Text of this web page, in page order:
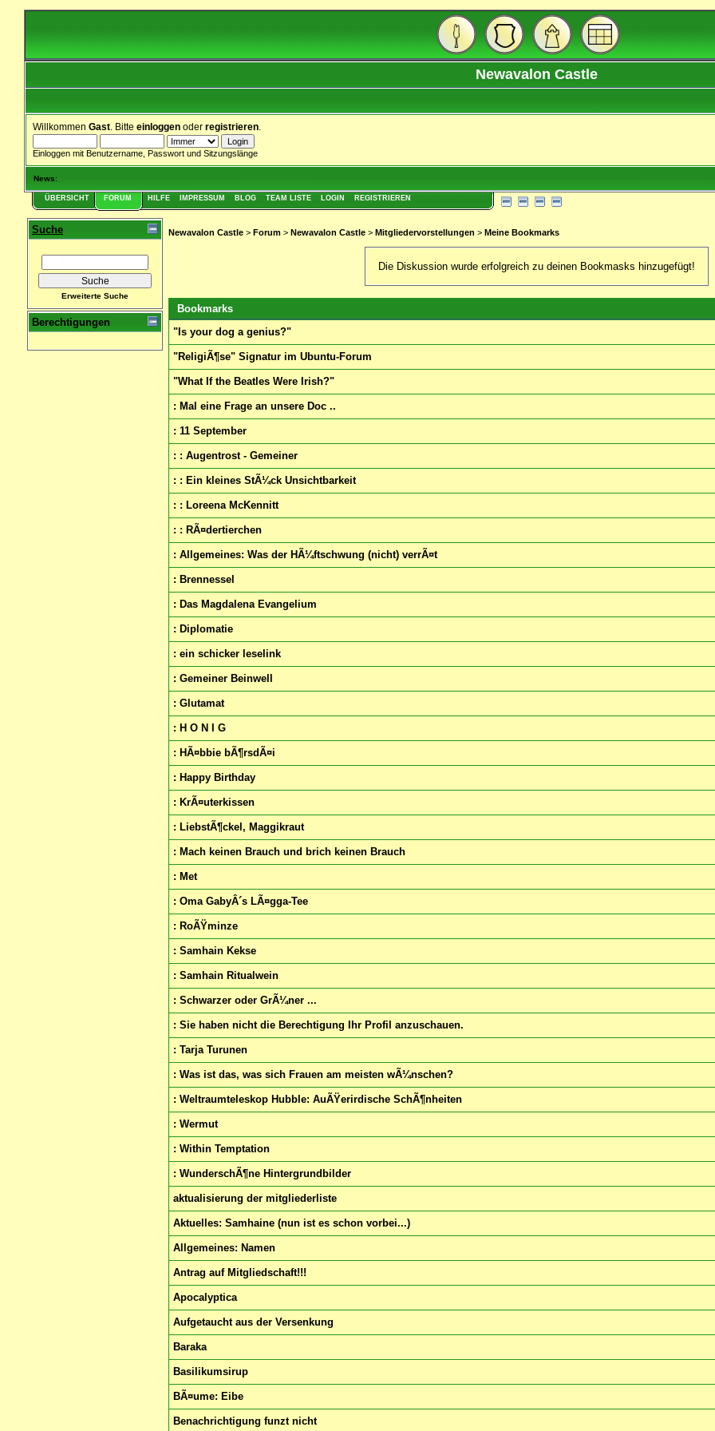
Newavalon Castle
Willkommen Gast . Bitte einloggen oder registrieren
Einloggen mit Benutzername, Passwort und Sitzungslänge
News:
ÜBERSICHT FORUM HILFE IMPRESSUM BLOG TEAM LISTE LOGIN REGISTRIEREN
Suche
Erweiterte Suche
Berechtigungen
Newavalon Castle > Forum > Newavalon Castle > Mitgliedervorstellungen > Meine Bookmarks
Die Diskussion wurde erfolgreich zu deinen Bookmasks hinzugefügt!
Bookmarks
"Is your dog a genius?"
"ReligiÃ¶se" Signatur im Ubuntu-Forum
"What If the Beatles Were Irish?"
: Mal eine Frage an unsere Doc ..
: 11 September
: : Augentrost - Gemeiner
: : Ein kleines StÃ¼ck Unsichtbarkeit
: : Loreena McKennitt
: : RÃ¤dertierchen
: Allgemeines: Was der HÃ¼ftschwung (nicht) verrÃ¤t
: Brennessel
: Das Magdalena Evangelium
: Diplomatie
: ein schicker leselink
: Gemeiner Beinwell
: Glutamat
: H O N I G
: HÃ¤bbie bÃ¶rsdÃ¤i
: Happy Birthday
: KrÃ¤uterkissen
: LiebstÃ¶ckel, Maggikraut
: Mach keinen Brauch und brich keinen Brauch
: Met
: Oma GabyÂ´s LÃ¤gga-Tee
: RoÃŸminze
: Samhain Kekse
: Samhain Ritualwein
: Schwarzer oder GrÃ¼ner ...
: Sie haben nicht die Berechtigung Ihr Profil anzuschauen.
: Tarja Turunen
: Was ist das, was sich Frauen am meisten wÃ¼nschen?
: Weltraumteleskop Hubble: AuÃŸerirdische SchÃ¶nheiten
: Wermut
: Within Temptation
: WunderschÃ¶ne Hintergrundbilder
aktualisierung der mitgliederliste
Aktuelles: Samhaine (nun ist es schon vorbei...)
Allgemeines: Namen
Antrag auf Mitgliedschaft!!!
Apocalyptica
Aufgetaucht aus der Versenkung
Baraka
Basilikumsirup
BÃ¤ume: Eibe
Benachrichtigung funzt nicht